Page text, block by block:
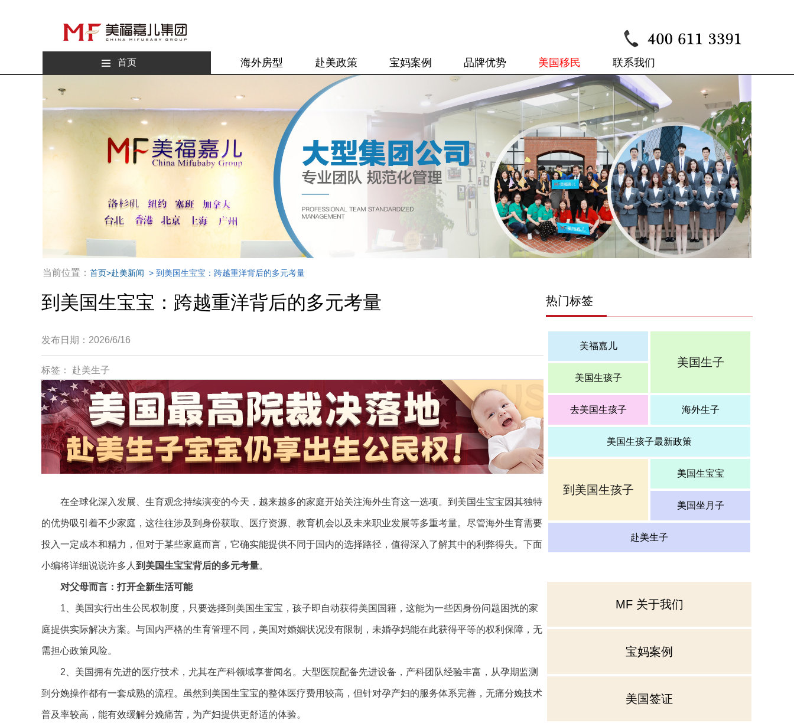
首页 海外房型 赴美政策 宝妈案例 品牌优势 美国移民 联系我们
当前位置： 首页>赴美新闻 > 到美国生宝宝：跨越重洋背后的多元考量
到美国生宝宝：跨越重洋背后的多元考量
发布日期：2026/6/16
标签： 赴美生子
在全球化深入发展、生育观念持续演变的今天，越来越多的家庭开始关注海外生育这一选项。到美国生宝宝因其独特
的优势吸引着不少家庭，这往往涉及到身份获取、医疗资源、教育机会以及未来职业发展等多重考量。尽管海外生育需要
投入一定成本和精力，但对于某些家庭而言，它确实能提供不同于国内的选择路径，值得深入了解其中的利弊得失。下面
小编将详细说说许多人 到美国生宝宝背后的多元考量。
对父母而言：打开全新生活可能
1、美国实行出生公民权制度，只要选择到美国生宝宝，孩子即自动获得美国国籍，这能为一些因身份问题困扰的家
庭提供实际解决方案。与国内严格的生育管理不同，美国对婚姻状况没有限制，未婚孕妈能在此获得平等的权利保障，无
需担心政策风险。
2、美国拥有先进的医疗技术，尤其在产科领域享誉闻名。大型医院配备先进设备，产科团队经验丰富，从孕期监测
到分娩操作都有一套成熟的流程。虽然到美国生宝宝的整体医疗费用较高，但针对孕产妇的服务体系完善，无痛分娩技术
普及率较高，能有效缓解分娩痛苦，为产妇提供更舒适的体验。
热门标签
美福嘉儿
美国生子
美国生孩子
去美国生孩子 海外生子
美国生孩子最新政策
到美国生孩子
美国生宝宝
美国坐月子
赴美生子
MF 关于我们
宝妈案例
美国签证